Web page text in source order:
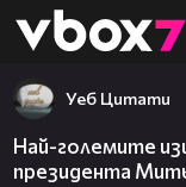
👾
Уеб Цитати
Най-големите
президента